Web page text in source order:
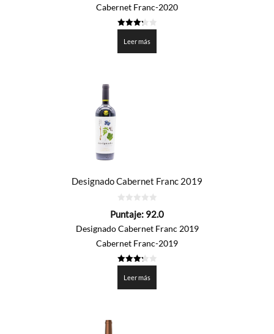
Cabernet Franc-2020
de 5
Leer más
Designado Cabernet Franc 2019
de
Puntaje: 92.0
Designado Cabernet Franc 2019
Cabernet Franc-2019
de 5
Leer más